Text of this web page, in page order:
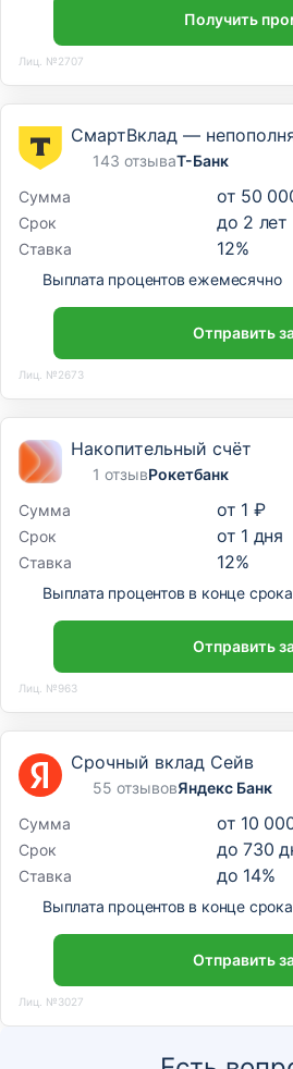
Получить
Лиц. №2707
СмартВклад —
143 отзываТ-Банк
Сумма
от 50
Срок до 2 лет
Ставка 12%
Выплата процентов ежемесячно
Отправить
Лиц. №2673
Накопительный счёт
1 отзывРокетбанк
Сумма
от 1 ₽
Срок от 1 дня
Ставка 12%
Выплата процентов в конце срока
Отправить
Лиц. №963
Срочный вклад Сейв
55 отзывовЯндекс Банк
Сумма
от 10
Срок до730
Ставка до 14%
Выплата процентов в конце срока
Отправить
Лиц. №3027